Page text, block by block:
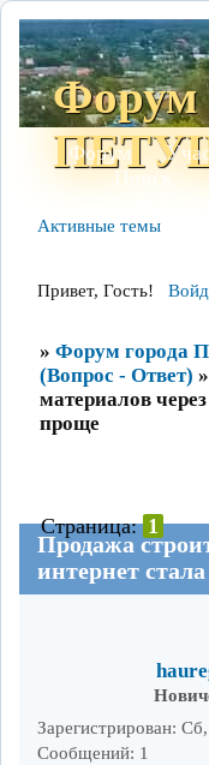
Форум
Форум
Поиск
Активные темы
Привет, Гость!
» Форум
(Вопрос - Ответ) »
материалов
проще
Продажа
интернет
Страница: 1
Зарегистрирован:
Сообщений: 1